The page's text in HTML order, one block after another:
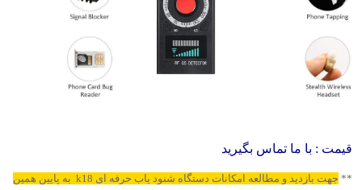
قیمت : با ما تماس بگیرید
**
جهت بازدید و مطالعه امکانات دستگاه شنود یاب حرفه ای k18 به پایین همین